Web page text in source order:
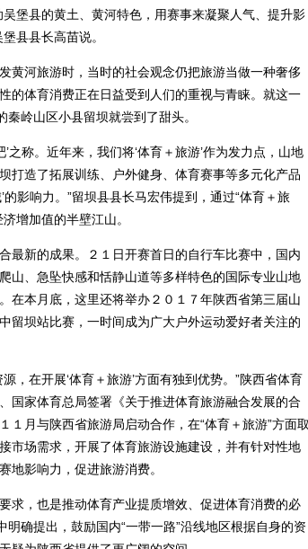
堡县的黄土、黄河特色，用赛事来凝聚人气、提升影
县县长高苗说。
河旅游时，当时的社会观念仍把旅游当做一种奢侈
的体育消费正在日益受到人们的重视与青睐。就这一
岭山区小县留坝就尝到了甜头。
称。近年来，我们将‘体育＋旅游’作为发力点，山地
打造了拓展训练、户外健身、体育赛事等多元化产品
影响力。”留坝县县长马宏伟提到，通过“体育＋旅
增加值的半壁江山。
新的成果。２１日开赛首日的自行车比赛中，国内
山、急坠快感和恬静山道等多样特色的国际专业山地
在本月底，这里还将举办２０１７年陕西省第三届山
留坝站比赛，一时间成为广大户外运动爱好者关注的
在开展‘体育＋旅游’方面有独到优势。”陕西省体育
国家体育总局签署《关于推进体育旅游融合发展的合
月与陕西省旅游局启动合作，在“体育＋旅游”方面取
市场需求，开展了体育旅游设施建设，并有针对性地
地影响力，促进旅游消费。
，也是推动体育产业提质增效、促进体育消费的必
确提出，鼓励国内“一带一路”沿线地区根据自身的资